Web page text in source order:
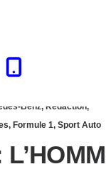
Benz, Rédaction,
, Formule 1, Sport Auto